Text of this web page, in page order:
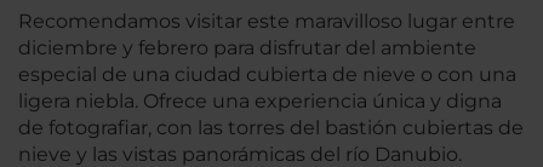
Recomendamos visitar este maravilloso lugar entre
diciembre y febrero para disfrutar del ambiente
especial de una ciudad cubierta de nieve o con una
ligera niebla. Ofrece una experiencia única y digna
de fotografiar, con las torres del bastión cubiertas de
nieve y las vistas panorámicas del río Danubio.